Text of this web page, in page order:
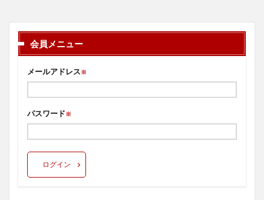
会員メニュー
メールアドレス※
パスワード※
ログイン